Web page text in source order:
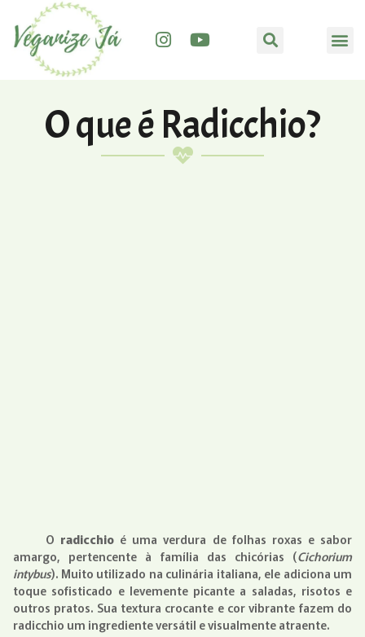
O que é Radicchio?
O radicchio é uma verdura de folhas roxas e sabor
amargo, pertencente à família das chicórias (Cichorium
intybus). Muito utilizado na culinária italiana, ele adiciona um
toque sofisticado e levemente picante a saladas, risotos e
outros pratos. Sua textura crocante e cor vibrante fazem do
radicchio um ingrediente versátil e visualmente atraente.